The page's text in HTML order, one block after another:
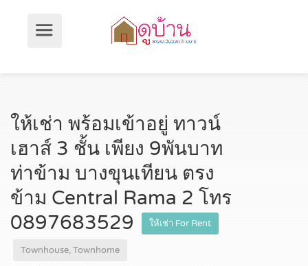
ให้เช่า พร้อมเข้าอยู่ ทาวน์
เฮาส์ 3 ชั้น เพียง 9พันบาท
ท่าข้าม บางขุนเทียน ตรง
ข้าม Central Rama 2 โทร
0897683529
ให้เช่า For Rent
Townhouse, Townhome